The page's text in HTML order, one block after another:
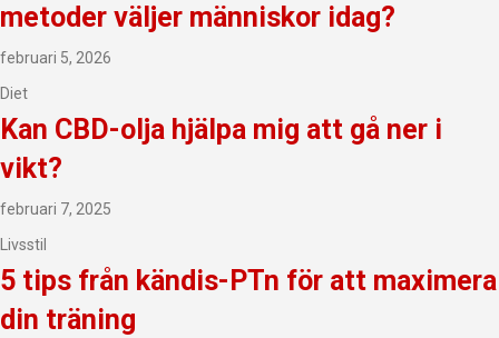
metoder väljer människor idag?
februari 5, 2026
Diet
Kan CBD-olja hjälpa mig att gå ner i
vikt?
februari 7, 2025
Livsstil
5 tips från kändis-PTn för att maximera
din träning